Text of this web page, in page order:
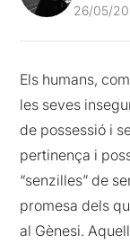
26/05/
Els humans,
les seves
de possessió i
pertinença i
“senzilles” de
promesa dels
al Gènesi.